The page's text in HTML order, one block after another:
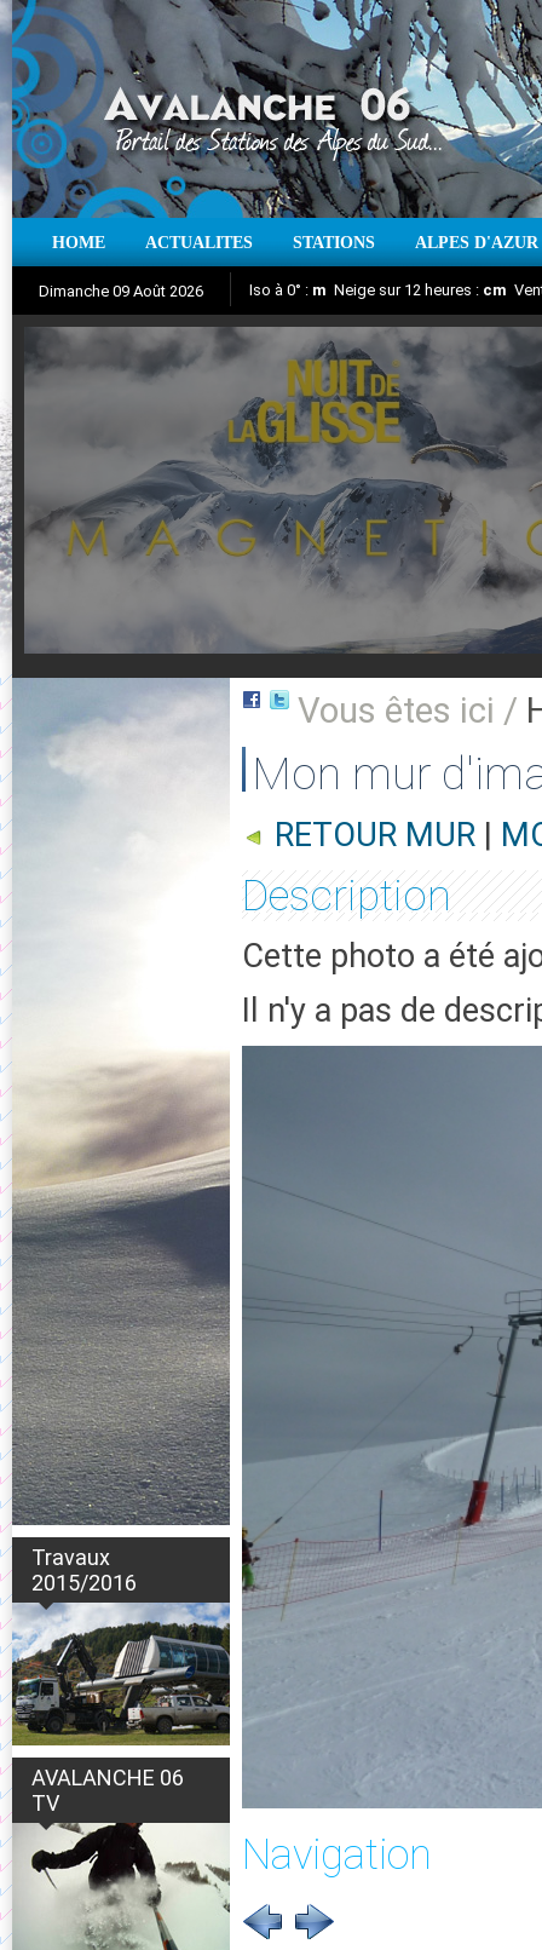
HOME ACTUALITES STATIONS ALPES D'AZUR
Dimanche 09 Août 2026
Aujourd'hui : T° Min : T° Max : °C
Iso à 0° : m Neige sur 12 heures : cm
Suivez en direct l'actualité des stations
Nuit de la Glisse 2018
Travaux
2015/2016
AVALANCHE 06
TV
Vous êtes ici /
Mon mur
RETOUR MUR |
Description
Cette photo a été
Il n'y a pas de
Navigation